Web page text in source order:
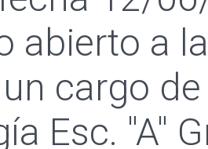
abierto a
cargo
Esc. "A"